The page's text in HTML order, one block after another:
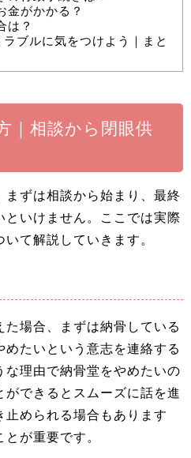
金がかかる？
は？
ブルに気をつけよう｜まと
｜相談から閉眼供
ずは相談から始まり、最終
といけません。ここでは実際
て解説していきます。
場合、まずは納骨している
たいという意志を連絡する
な理由で納骨堂をやめたいの
できるとスムーズに話を進
められる場合もあります
が重要です。